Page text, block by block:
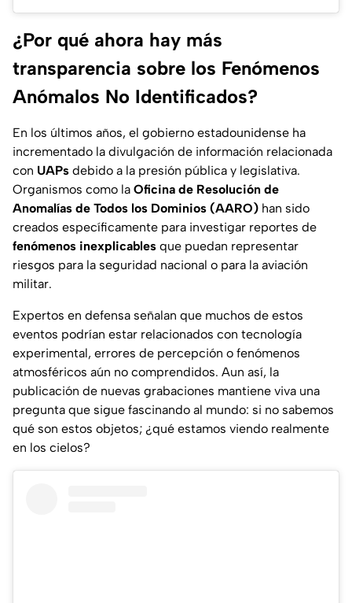
¿Por qué ahora hay más
transparencia sobre los Fenómenos
Anómalos No Identificados?
En los últimos años, el gobierno estadounidense ha
incrementado la divulgación de información relacionada
con UAPs debido a la presión pública y legislativa.
Organismos como la Oficina de Resolución de
Anomalías de Todos los Dominios (AARO) han sido
creados específicamente para investigar reportes de
fenómenos inexplicables que puedan representar
riesgos para la seguridad nacional o para la aviación
militar.
Expertos en defensa señalan que muchos de estos
eventos podrían estar relacionados con tecnología
experimental, errores de percepción o fenómenos
atmosféricos aún no comprendidos. Aun así, la
publicación de nuevas grabaciones mantiene viva una
pregunta que sigue fascinando al mundo: si no sabemos
qué son estos objetos; ¿qué estamos viendo realmente
en los cielos?